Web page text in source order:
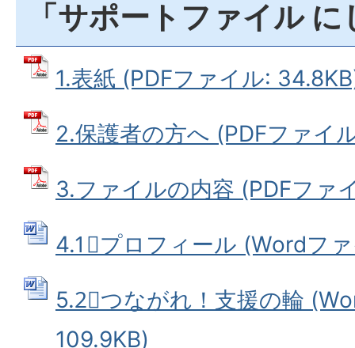
「サポートファイル
1.表紙 (PDFファイル:
2.保護者の方へ (PDFファイ
3.ファイルの内容 (PDFファ
4.1⃣プロフィール (Wordフ
5.2⃣つながれ！支援の輪
109.9KB)